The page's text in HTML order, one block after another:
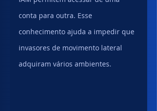
conta para outra. Esse
conhecimento ajuda a impedir que
invasores de movimento lateral
adquiram vários ambientes.